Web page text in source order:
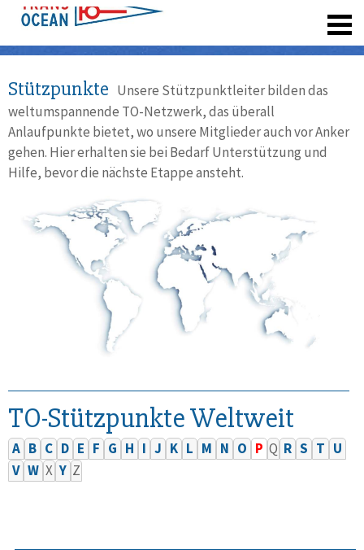
Stützpunkte Unsere Stützpunktleiter bilden das
weltumspannende TO-Netzwerk, das überall
Anlaufpunkte bietet, wo unsere Mitglieder auch vor Anker
gehen. Hier erhalten sie bei Bedarf Unterstützung und
Hilfe, bevor die nächste Etappe ansteht.
TO-Stützpunkte Weltweit
A B C D E F G H I J K L M N O P Q R S T U
V W X Y Z